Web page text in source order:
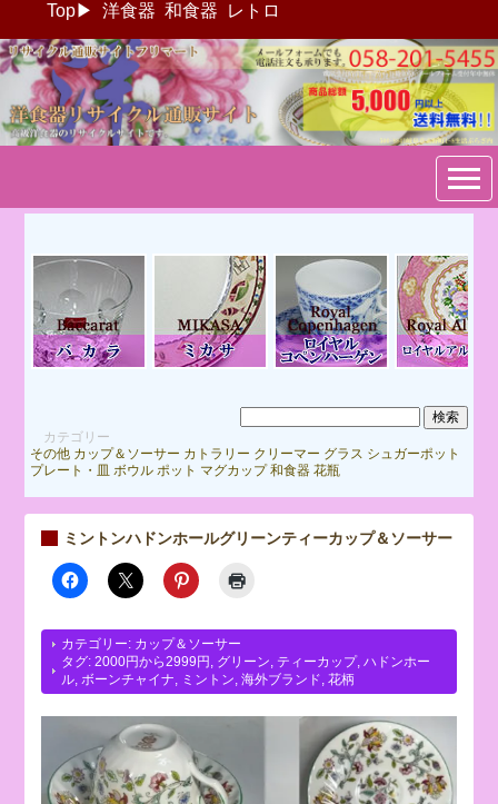
Top▶ 洋食器 和食器 レトロ
ブランド洋食器：リサイクル
通販サイトフリマート
カテゴリー
その他 カップ＆ソーサー カトラリー クリーマー グラス シュガーポット
プレート・皿 ボウル ポット マグカップ 和食器 花瓶
ミントンハドンホールグリーンティーカップ＆ソーサー
カテゴリー: カップ＆ソーサー
タグ:2000円から2999円 , グリーン, ティーカップ,ハドンホー
ル,ボーンチャイナ, ミントン,海外ブランド,花柄